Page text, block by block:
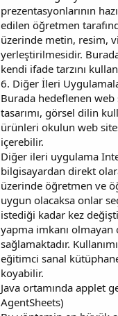
prezentasyonlarının
edilen öğretmen
üzerinde metin, resim,
yerleştirilmesidir.
kendi ifade tarzını
6. Diğer İleri
Burada hedeflenen
tasarımı, görsel dilin
ürünleri okulun web
içerebilir.
Diğer ileri uygulama
bilgisayardan direkt
üzerinde öğretmen ve
uygun olacaksa onlar
istediği kadar kez
yapma imkanı
sağlamaktadır.
eğitimci sanal
koyabilir.
Java ortamında applet
AgentSheets)